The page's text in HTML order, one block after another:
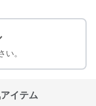
い。
イテム